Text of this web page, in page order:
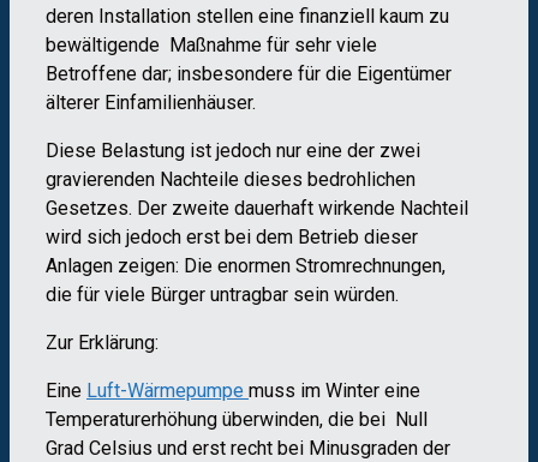
deren Installation stellen eine finanziell kaum zu
bewältigende Maßnahme für sehr viele
Betroffene dar; insbesondere für die Eigentümer
älterer Einfamilienhäuser.
Diese Belastung ist jedoch nur eine der zwei
gravierenden Nachteile dieses bedrohlichen
Gesetzes. Der zweite dauerhaft wirkende Nachteil
wird sich jedoch erst bei dem Betrieb dieser
Anlagen zeigen: Die enormen Stromrechnungen,
die für viele Bürger untragbar sein würden.
Zur Erklärung:
Eine Luft-Wärmepumpe muss im Winter eine
Temperaturerhöhung überwinden, die bei Null
Grad Celsius und erst recht bei Minusgraden der